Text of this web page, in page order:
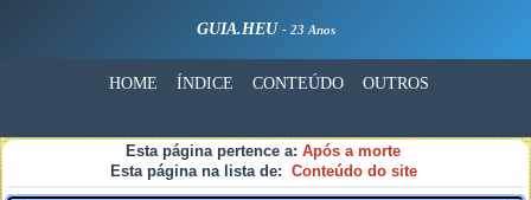
GUIA.HEU - 23 Anos
HOME ÍNDICE CONTEÚDO OUTROS
Esta página pertence a: Após a morte
Esta página na lista de: Conteúdo do site